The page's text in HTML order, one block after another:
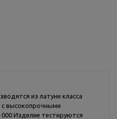
из латуни класса
с высокопрочными
Изделие тестируются